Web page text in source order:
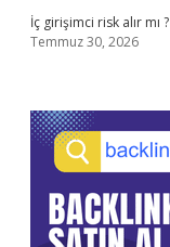
İç girişimci risk alır mı ?
Temmuz 30, 2026